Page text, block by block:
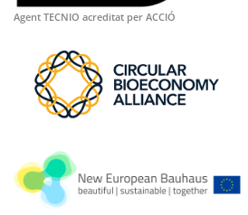
Agent TECNIO acreditat per ACCIÓ